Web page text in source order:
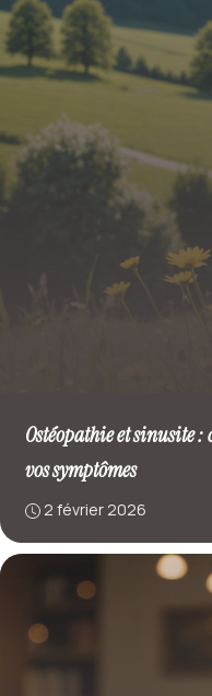
Ostéopathie et sinusite
vos symptômes
2 février 2026